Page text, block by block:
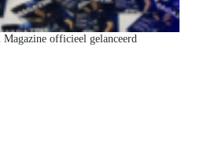
officieel gelanceerd